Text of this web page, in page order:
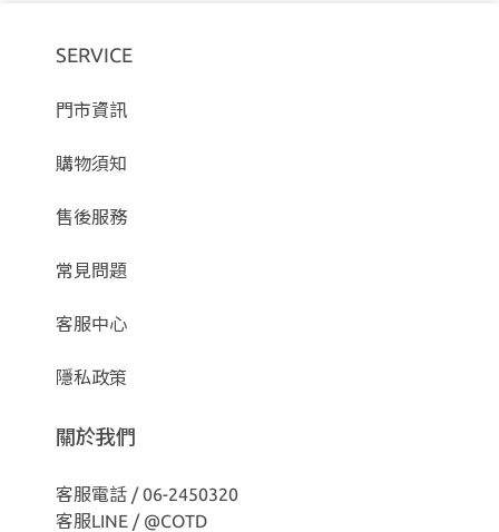
SERVICE
門市資訊
購物須知
售後服務
常見問題
客服中心
隱私政策
關於我們
客服電話 / 06-2450320
客服LINE /@COTD